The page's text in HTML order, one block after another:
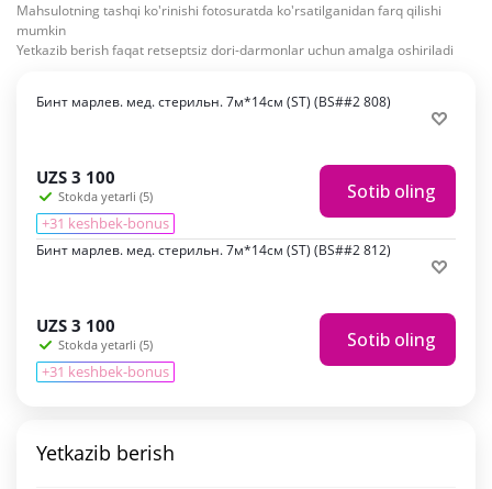
Mahsulotning tashqi ko'rinishi fotosuratda ko'rsatilganidan farq qilishi
mumkin
Yetkazib berish faqat retseptsiz dori-darmonlar uchun amalga oshiriladi
Бинт марлев. мед. стерильн. 7м*14см (ST) (BS##2 808)
UZS 3 100
Stokda yetarli (5)
+31 keshbek-bonus
Sotib oling
Бинт марлев. мед. стерильн. 7м*14см (ST) (BS##2 812)
UZS 3 100
Stokda yetarli (5)
+31 keshbek-bonus
Sotib oling
Yetkazib berish